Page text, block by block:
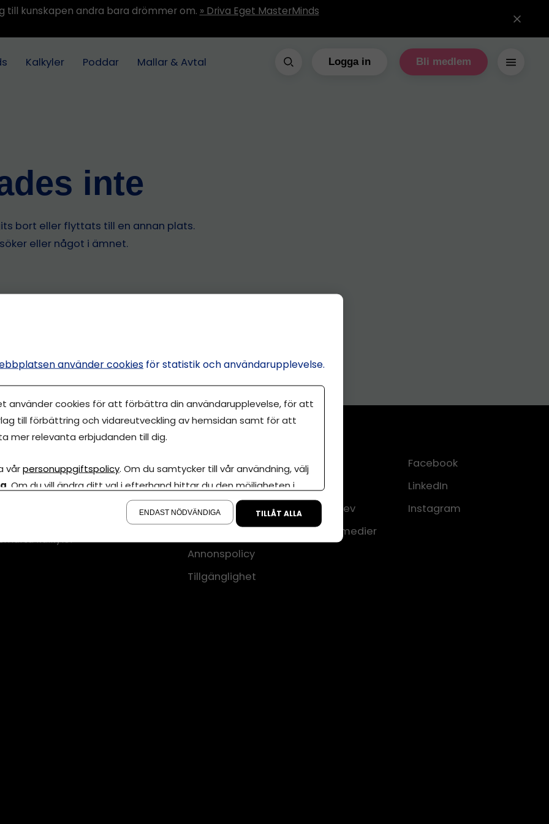
till kunskapen andra bara drömmer om. » Driva Eget MasterMinds
Kalkyler Poddar Mallar & Avtal Logga in Bli medlem
inte
bort eller flyttats till en annan plats.
eller något i ämnet.
Eget är en
000-tals
kalkyler
Annonsera
Om cookies
Våra användarvillkor
Policy för AI
Annonspolicy
Tillgänglighet
Kontakt
Om oss
Nyhetsbrev
CMS för medier
Facebook
LinkedIn
Instagram
använder cookies för statistik och användarupplevelse.
använder cookies för att förbättra din användarupplevelse, för att
till förbättring och vidareutveckling av hemsidan samt för att
mer relevanta erbjudanden till dig.
vårpersonuppgiftspolicy. Om du samtycker till vår användning, välj
. Om du vill ändra ditt val i efterhand hittar du den möjligheten i
ENDAST NÖDVÄNDIGA TILLÅT ALLA